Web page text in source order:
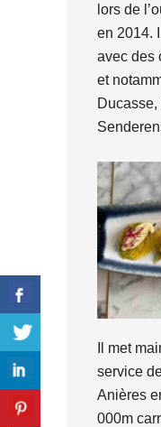
lors de
en 2014.
avec des
et
Il met
service
Anières
000m